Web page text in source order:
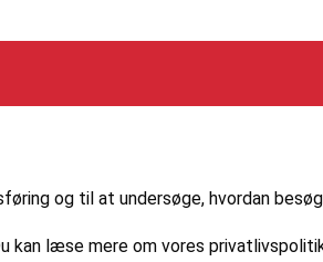
og til at undersøge, hvordan
læse mere om vores